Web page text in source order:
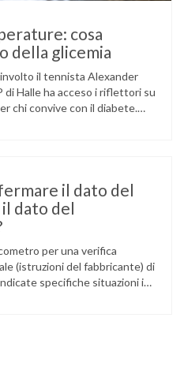
cosa
della glicemia
il tennista Alexander
Halle ha acceso i riflettori su
chi convive con il diabete.
il dato del
dato del
per una verifica
(istruzioni del fabbricante) di
specifiche situazioni in